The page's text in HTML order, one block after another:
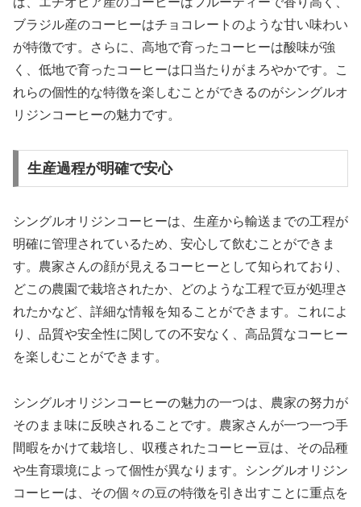
ブラジル産のコーヒーはチョコレートのような甘い味わい
が特徴です。さらに、高地で育ったコーヒーは酸味が強
く、低地で育ったコーヒーは口当たりがまろやかです。こ
れらの個性的な特徴を楽しむことができるのがシングルオ
リジンコーヒーの魅力です。
生産過程が明確で安心
シングルオリジンコーヒーは、生産から輸送までの工程が
明確に管理されているため、安心して飲むことができま
す。農家さんの顔が見えるコーヒーとして知られており、
どこの農園で栽培されたか、どのような工程で豆が処理さ
れたかなど、詳細な情報を知ることができます。これによ
り、品質や安全性に関しての不安なく、高品質なコーヒー
を楽しむことができます。
シングルオリジンコーヒーの魅力の一つは、農家の努力が
そのまま味に反映されることです。農家さんが一つ一つ手
間暇をかけて栽培し、収穫されたコーヒー豆は、その品種
や生育環境によって個性が異なります。シングルオリジン
コーヒーは、その個々の豆の特徴を引き出すことに重点を